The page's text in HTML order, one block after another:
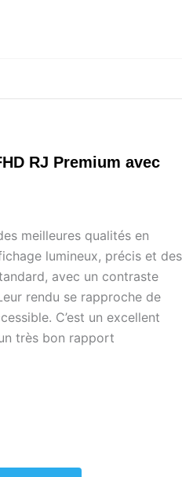
RJ Premium avec
meilleures qualités en
lumineux, précis et des
avec un contraste
rendu se rapproche de
C’est un excellent
très bon rapport